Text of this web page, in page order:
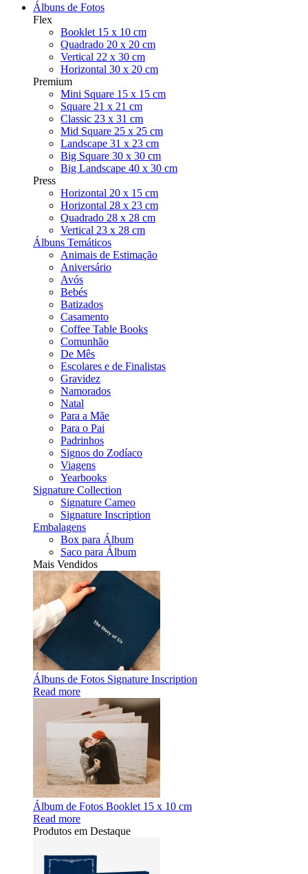
Álbuns de Fotos
Flex
Booklet 15 x 10 cm
Quadrado 20 x 20 cm
Vertical 22 x 30 cm
Horizontal 30 x 20 cm
Premium
Mini Square 15 x 15 cm
Square 21 x 21 cm
Classic 23 x 31 cm
Mid Square 25 x 25 cm
Landscape 31 x 23 cm
Big Square 30 x 30 cm
Big Landscape 40 x 30 cm
Press
Horizontal 20 x 15 cm
Horizontal 28 x 23 cm
Quadrado 28 x 28 cm
Vertical 23 x 28 cm
Álbuns Temáticos
Animais de Estimação
Aniversário
Avós
Bebés
Batizados
Casamento
Coffee Table Books
Comunhão
De Mês
Escolares e de Finalistas
Gravidez
Namorados
Natal
Para a Mãe
Para o Pai
Padrinhos
Signos do Zodíaco
Viagens
Yearbooks
Signature Collection
Signature Cameo
Signature Inscription
Embalagens
Box para Álbum
Saco para Álbum
Mais Vendidos
Álbuns de Fotos Signature Inscription
Read more
Álbum de Fotos Booklet 15 x 10 cm
Read more
Produtos em Destaque